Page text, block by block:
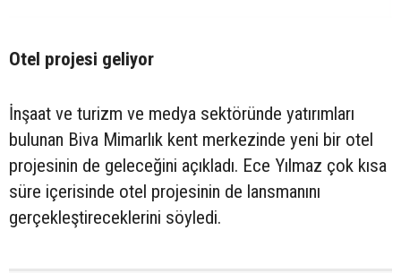
Otel projesi geliyor
İnşaat ve turizm ve medya sektöründe yatırımları
bulunan Biva Mimarlık kent merkezinde yeni bir otel
projesinin de geleceğini açıkladı. Ece Yılmaz çok kısa
süre içerisinde otel projesinin de lansmanını
gerçekleştireceklerini söyledi.